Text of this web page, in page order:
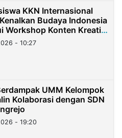
KKN Internasional
Budaya Indonesia
Workshop Konten Kreatif
- 10:27
UMM Kelompok
Kolaborasi dengan SDN
- 19:20